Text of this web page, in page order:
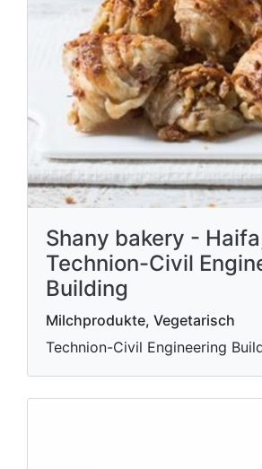
Shany bakery -
Technion-Civil
Building
Milchprodukte, Vegetarisch
Technion-Civil Engineering